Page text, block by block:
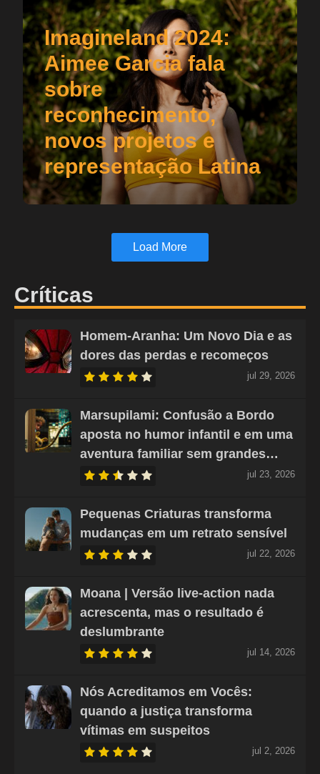
Imagineland 2024:
Aimee Garcia fala
sobre
reconhecimento,
novos projetos e
representação Latina
Load More
Críticas
Homem-Aranha: Um Novo Dia e as
dores das perdas e recomeços
jul 29, 2026
Marsupilami: Confusão a Bordo
aposta no humor infantil e em uma
aventura familiar sem grandes…
jul 23, 2026
Pequenas Criaturas transforma
mudanças em um retrato sensível
jul 22, 2026
Moana | Versão live-action nada
acrescenta, mas o resultado é
deslumbrante
jul 14, 2026
Nós Acreditamos em Vocês:
quando a justiça transforma
vítimas em suspeitos
jul 2, 2026